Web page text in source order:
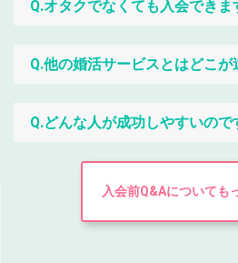
Q.オタクでなくても入会できま
Q.他の婚活サービスとはどこが
Q.どんな人が成功しやすいので
入会前Q&Aについても